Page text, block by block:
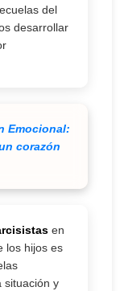
del
desarrollar
Emocional:
corazón
en
los hijos es
situación y